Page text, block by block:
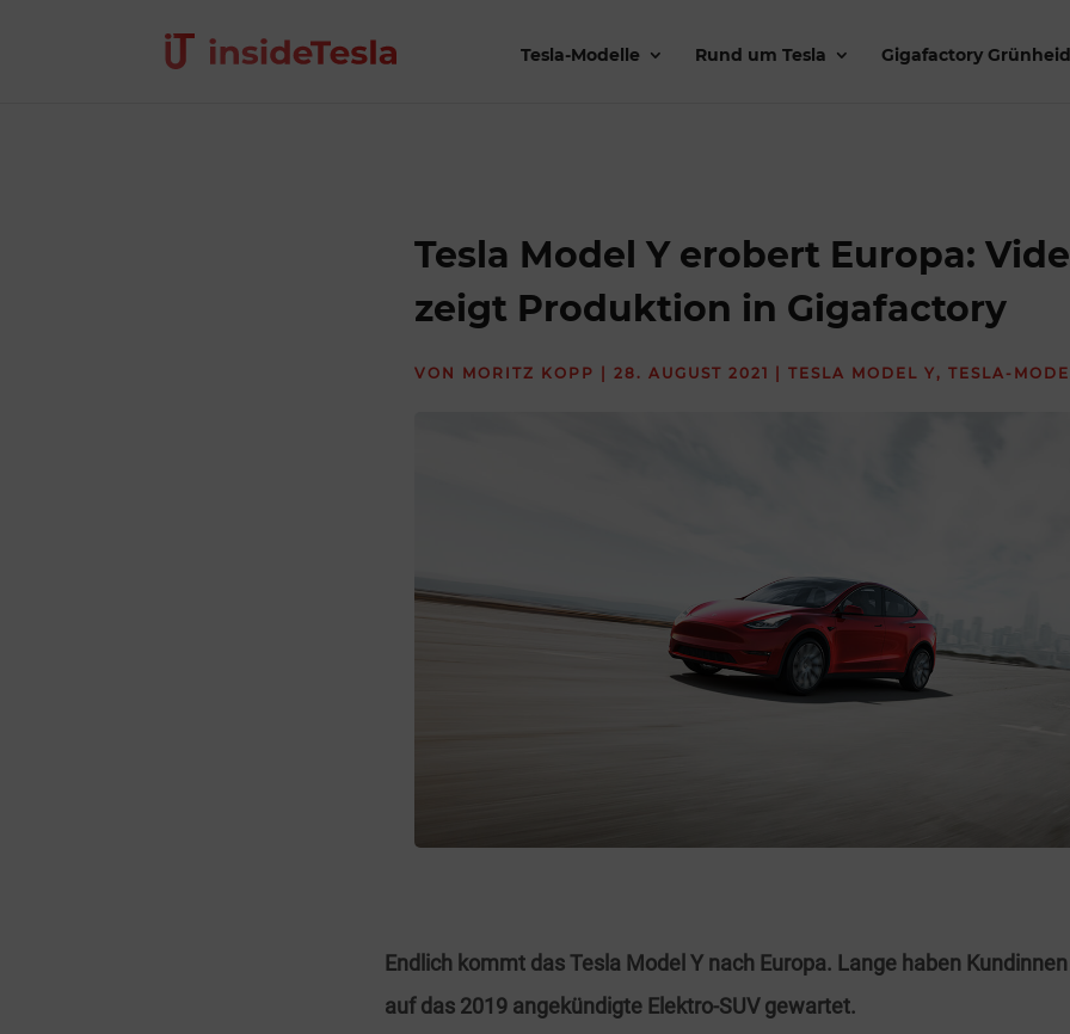
Tesla-Modelle Rund um Tesla Gigafactory
Tesla Model Y erobert Europa:
zeigt Produktion in Gigafactory
VON MORITZ KOPP | 28. AUGUST 2021 | TESLA MODEL Y, TESLA-
Endlich kommt das Tesla Model Y nach Europa. Lange haben
auf das 2019 angekündigte Elektro-SUV gewartet.